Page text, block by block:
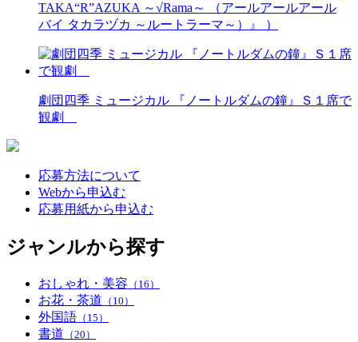
TAKA“R”AZUKA ～√Rama～ （アールアールアール
バイ タカラヅカ ～ルートラーマ～）』 ）
劇団四季 ミュージカル 『ノートルダムの鐘』Ｓ１席で
観劇
応募方法について
Webから申込む
応募用紙から申込む
ジャンルから探す
おしゃれ・美容 （16）
お花・茶道 （10）
外国語 （15）
書道 （20）